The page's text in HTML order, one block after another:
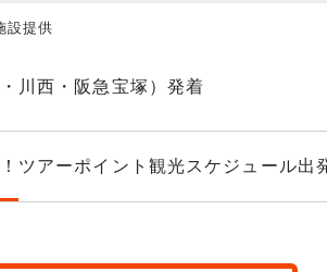
設提供
川西・阪急宝塚）発着
ツアーポイント 観光スケジュール出